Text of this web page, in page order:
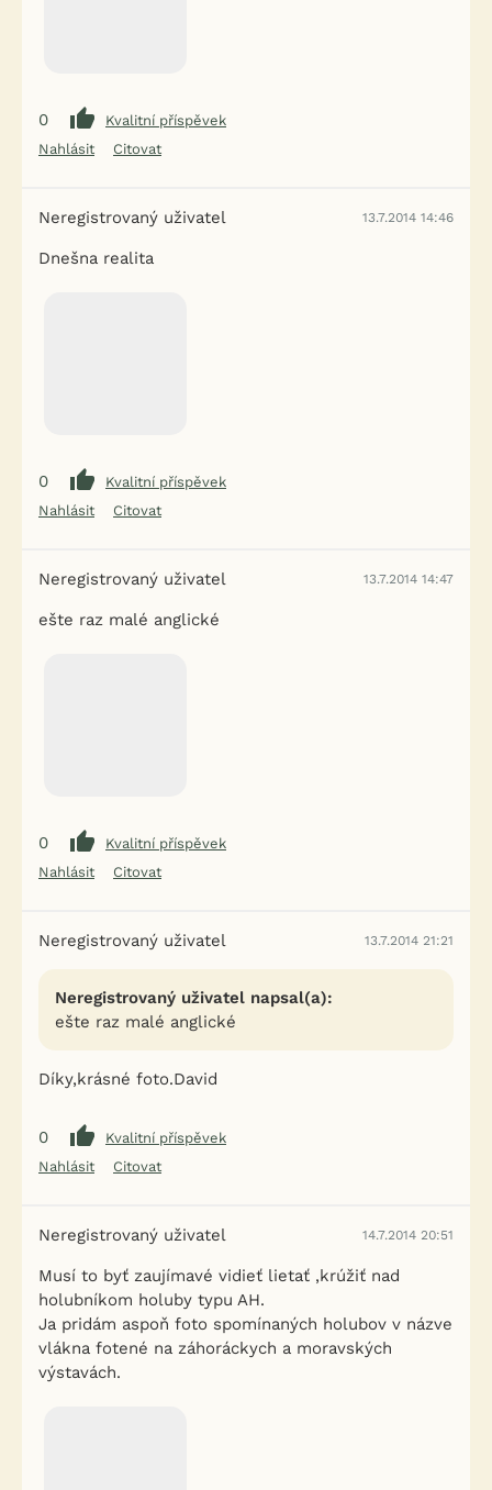
0
Kvalitní příspěvek
Nahlásit
Citovat
Neregistrovaný uživatel 13.7.2014 14:46
Dnešna realita
0
Kvalitní příspěvek
Nahlásit
Citovat
Neregistrovaný uživatel 13.7.2014 14:47
ešte raz malé anglické
0
Kvalitní příspěvek
Nahlásit
Citovat
Neregistrovaný uživatel 13.7.2014 21:21
Neregistrovaný uživatel napsal(a):
ešte raz malé anglické
Díky,krásné foto.David
0
Kvalitní příspěvek
Nahlásit
Citovat
Neregistrovaný uživatel 14.7.2014 20:51
Musí to byť zaujímavé vidieť lietať ,krúžiť nad
holubníkom holuby typu AH.
Ja pridám aspoň foto spomínaných holubov v názve
vlákna fotené na záhoráckych a moravských
výstavách.